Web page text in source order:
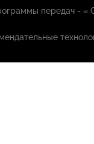
передач - «